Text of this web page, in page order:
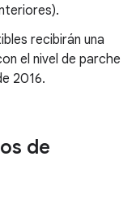
recibirán una
el nivel de parche
2016.
de